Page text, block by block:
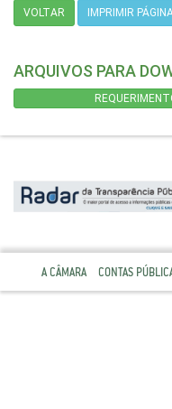
VOLTAR IMPRIMIR PÁGINA
ARQUIVOS PARA
A CÂMARA CONTAS